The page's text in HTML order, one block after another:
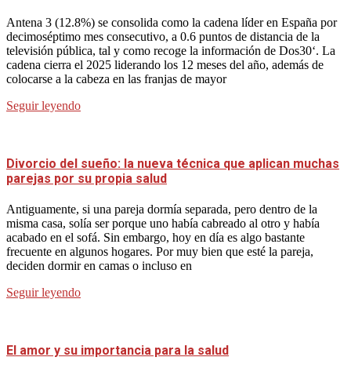
Antena 3 (12.8%) se consolida como la cadena líder en España por
decimoséptimo mes consecutivo, a 0.6 puntos de distancia de la
televisión pública, tal y como recoge la información de Dos30‘. La
cadena cierra el 2025 liderando los 12 meses del año, además de
colocarse a la cabeza en las franjas de mayor
Seguir leyendo
Divorcio del sueño: la nueva técnica que aplican muchas
parejas por su propia salud
Antiguamente, si una pareja dormía separada, pero dentro de la
misma casa, solía ser porque uno había cabreado al otro y había
acabado en el sofá. Sin embargo, hoy en día es algo bastante
frecuente en algunos hogares. Por muy bien que esté la pareja,
deciden dormir en camas o incluso en
Seguir leyendo
El amor y su importancia para la salud